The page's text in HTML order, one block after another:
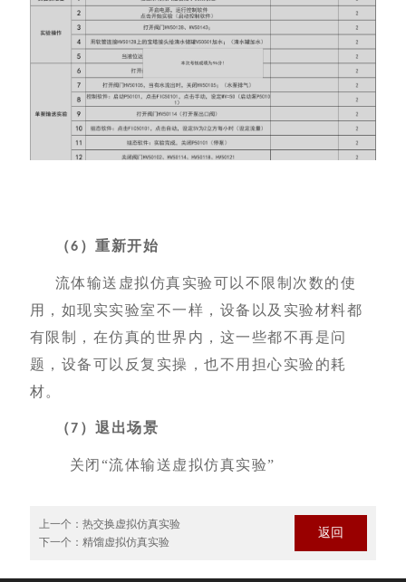
（6 ）重新开始
流体输送虚拟仿真实验可以不限制次数的使
用，如现实实验室不一样，设备以及实验材料都
有限制，在仿真的世界内，这一些都不再是问
题，设备可以反复实操，也不用担心实验的耗
材。
（7 ）退出场景
关闭 “流体输送虚拟仿真实验”
上一个： 热交换虚拟仿真实验
下一个： 精馏虚拟仿真实验
返回